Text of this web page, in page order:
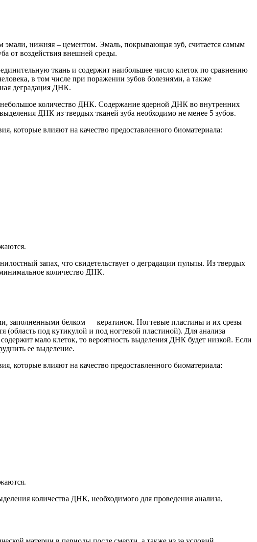
эмали, нижняя – цементом. Эмаль, покрывающая зуб, считается самым
от воздействия внешней среды.
ткань и содержит наибольшее число клеток по сравнению
, в том числе при поражении зубов болезнями, а также
деградация ДНК.
количество ДНК. Содержание ядерной ДНК во внутренних
ДНК из твердых тканей зуба необходимо не менее 5 зубов.
которые влияют на качество предоставленного биоматериала:
запах, что свидетельствует о деградации пульпы. Из твердых
количество ДНК.
заполненными белком — кератином. Ногтевые пластины и их срезы
(область под кутикулой и под ногтевой пластиной). Для анализа
мало клеток, то вероятность выделения ДНК будет низкой. Если
ее выделение.
которые влияют на качество предоставленного биоматериала:
количества ДНК, необходимого для проведения анализа,